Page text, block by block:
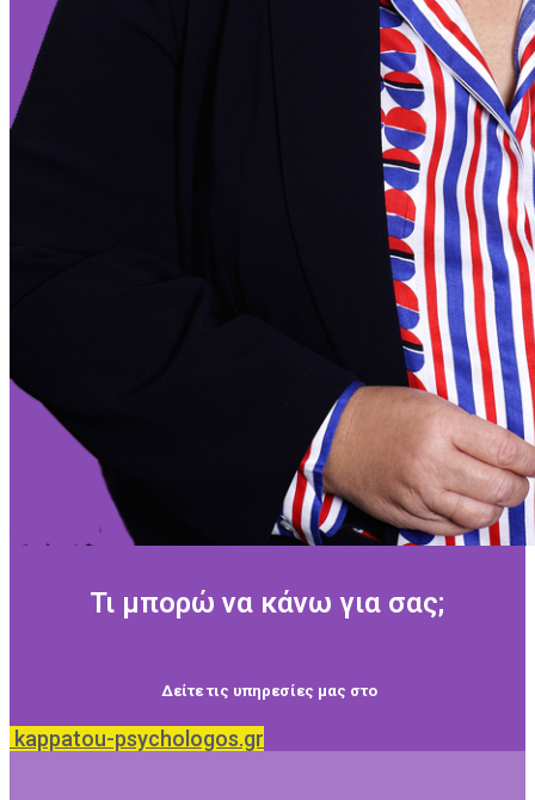
Τι μπορώ να κάνω για σας;
Δείτε τις υπηρεσίες μας στο
kappatou-psychologos.gr